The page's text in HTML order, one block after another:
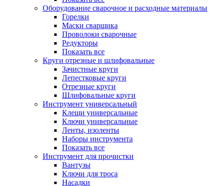
Оборудование сварочное и расходные материалы
Горелки
Маски сварщика
Проволоки сварочные
Редукторы
Показать все
Круги отрезные и шлифовальные
Зачистные круги
Лепестковые круги
Отрезные круги
Шлифовальные круги
Инструмент универсальный
Клещи универсальные
Ключи универсальные
Ленты, изоленты
Наборы инструмента
Показать все
Инструмент для прочистки
Вантузы
Ключи для троса
Насадки